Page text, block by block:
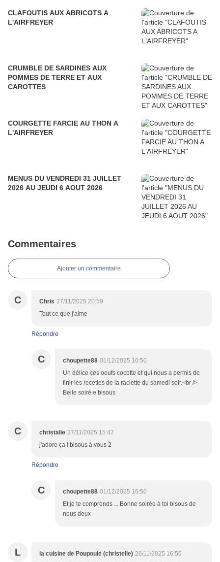
CLAFOUTIS AUX ABRICOTS A
L'AIRFREYER
CRUMBLE DE SARDINES AUX
POMMES DE TERRE ET AUX
CAROTTES
COURGETTE FARCIE AU THON A
L'AIRFREYER
MENUS DU VENDREDI 31 JUILLET
2026 AU JEUDI 6 AOUT 2026
Commentaires
Ajouter un commentaire
C Chris 27/11/2025 20:59
Tout ce que j'aime
Répondre
C choupette88 01/12/2025 16:50
Un délice ces oeufs cocotte et qui nous a permis de
finir les recettes de la raclette du samedi soir.<br />
Belle soiré e bisous
C christalie 27/11/2025 15:47
j'adore ça ! bisous à vous 2
Répondre
C choupette88 01/12/2025 16:50
Et je te comprends ... Bonne soirée à toi bisous de
nous deux
L la cuisine de Poupoule (christelle) 26/11/2025 16:56